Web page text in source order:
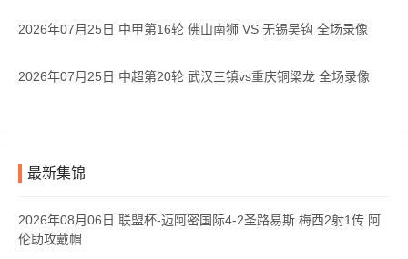
2026年07月25日 中甲第16轮 佛山南狮 VS 无锡吴钩 全场录像
2026年07月25日 中超第20轮 武汉三镇vs重庆铜梁龙 全场录像
最新集锦
2026年08月06日 联盟杯-迈阿密国际4-2圣路易斯 梅西2射1传 阿
伦助攻戴帽